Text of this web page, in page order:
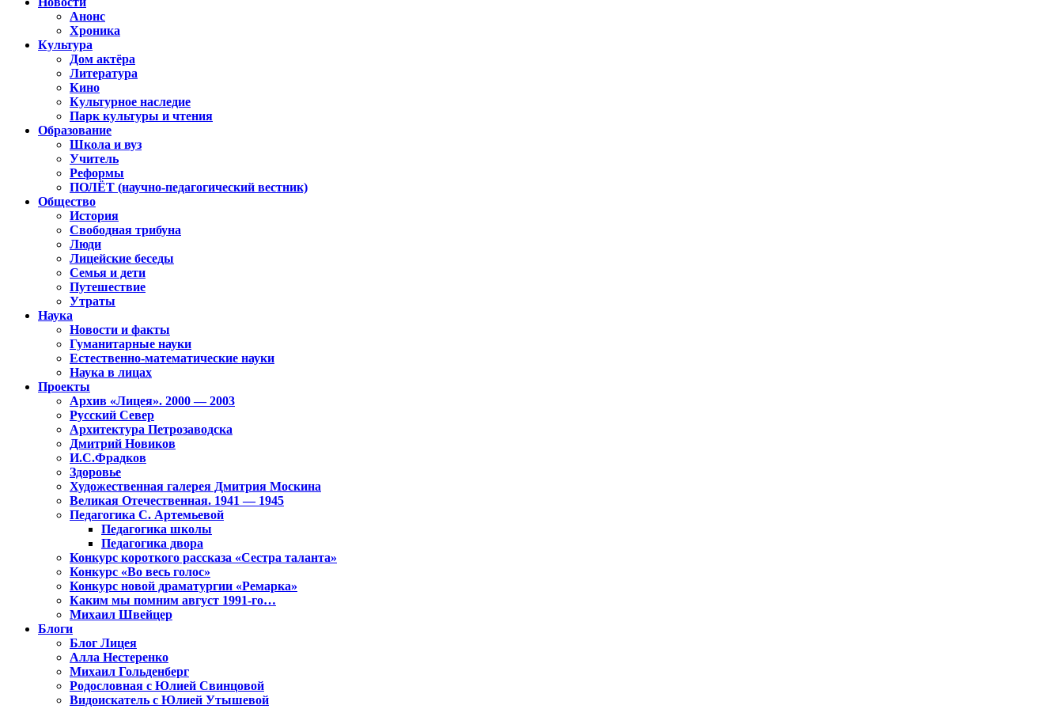
Анонс
Хроника
Культура
Дом актёра
Литература
Кино
Культурное наследие
Парк культуры и чтения
Образование
Школа и вуз
Учитель
Реформы
ПОЛЁТ (научно-педагогический вестник)
Общество
История
Свободная трибуна
Люди
Лицейские беседы
Семья и дети
Путешествие
Утраты
Наука
Новости и факты
Гуманитарные науки
Естественно-математические науки
Наука в лицах
Проекты
Архив «Лицея». 2000 — 2003
Русский Север
Архитектура Петрозаводска
Дмитрий Новиков
И.С.Фрадков
Здоровье
Художественная галерея Дмитрия Москина
Великая Отечественная. 1941 — 1945
Педагогика С. Артемьевой
Педагогика школы
Педагогика двора
Конкурс короткого рассказа «Сестра таланта»
Конкурс «Во весь голос»
Конкурс новой драматургии «Ремарка»
Каким мы помним август 1991-го…
Михаил Швейцер
Блоги
Блог Лицея
Алла Нестеренко
Михаил Гольденберг
Родословная с Юлией Свинцовой
Видоискатель с Юлией Утышевой